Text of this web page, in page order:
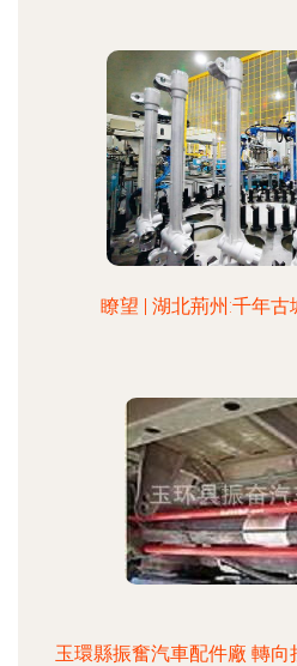
瞭望 | 湖北荊州:千年古
玉環縣振奮汽車配件廠 轉